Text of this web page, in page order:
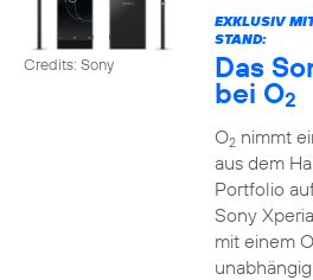
Credits: Sony
EXKLUSIV
STAND:
Das
bei O2
O2nimmt
aus dem
Portfolio
Sony
mit einem O